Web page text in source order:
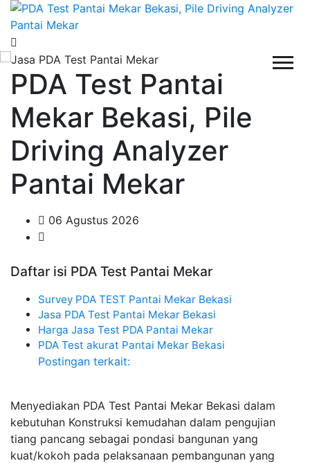
PDA Test Pantai
Mekar Bekasi, Pile
Driving Analyzer
Pantai Mekar
06 Agustus 2026
Daftar isi PDA Test Pantai Mekar
Survey PDA TEST Pantai Mekar Bekasi
Jasa PDA Test Pantai Mekar Bekasi
Harga Jasa Test PDA Pantai Mekar
PDA Test akurat Pantai Mekar Bekasi
Postingan terkait:
Menyediakan PDA Test Pantai Mekar Bekasi dalam
kebutuhan Konstruksi kemudahan dalam pengujian
tiang pancang sebagai pondasi bangunan yang
kuat/kokoh pada pelaksanaan pembangunan yang